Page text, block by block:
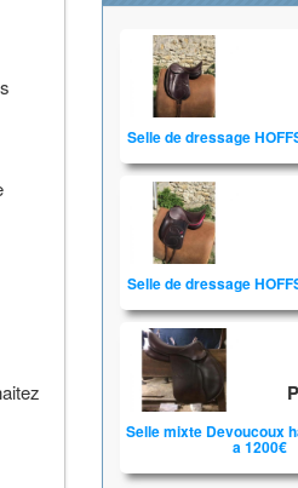
Selle de dressage
Selle de dressage
Selle mixte Devoucoux
a 1200€